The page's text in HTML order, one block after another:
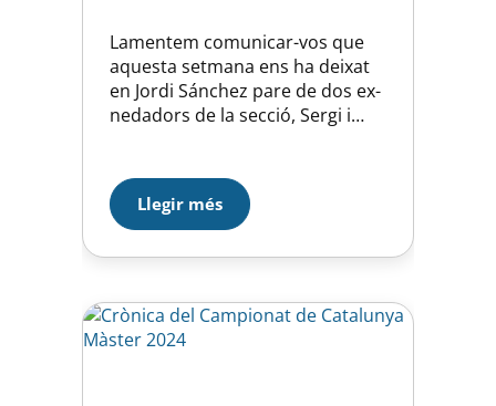
Lamentem comunicar-vos que
aquesta setmana ens ha deixat
en Jordi Sánchez pare de dos ex-
nedadors de la secció, Sergi i
na Flori, des de aquí volem
expresar en nom de tota la
familia de la natació hortenca el
nostre condól, per desitg de la…
Llegir més